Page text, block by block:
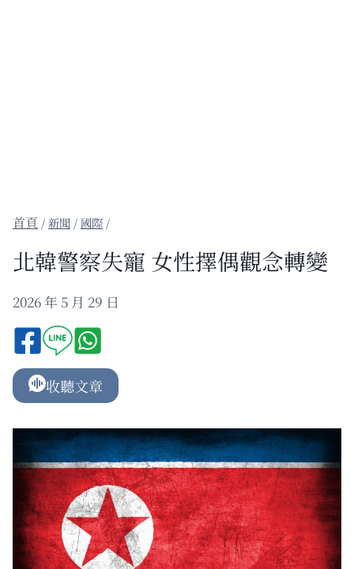
/新聞 / 國際 /
北韓警察失寵 女性擇偶觀念轉變
2026 年 5 月 29 日
收聽文章